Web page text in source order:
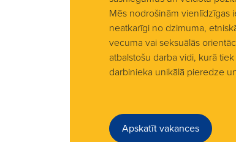
Mēs nodrošinām vienlīdzīgas
neatkarīgi no dzimuma,
vecuma vai seksuālās
atbalstošu darba vidi, kurā
darbinieka unikālā pieredze
Apskatīt vakances